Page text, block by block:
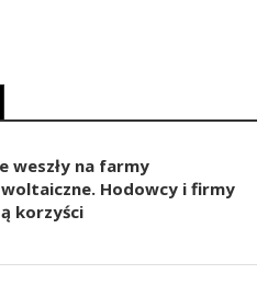
weszły na farmy
Hodowcy i firmy
korzyści